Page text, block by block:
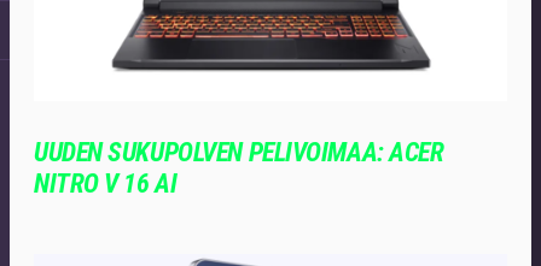
UUDEN SUKUPOLVEN PELIVOIMAA: ACER
NITRO V 16 AI